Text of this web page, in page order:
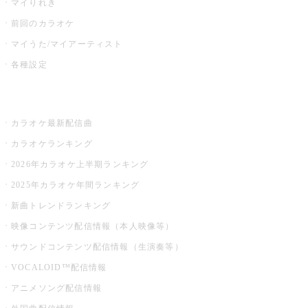
マイりれき
前回のカラオケ
マイうた/マイアーティスト
各種設定
カラオケ最新配信曲
カラオケランキング
2026年カラオケ上半期ランキング
2025年カラオケ年間ランキング
新曲トレンドランキング
映像コンテンツ配信情報（本人映像等）
サウンドコンテンツ配信情報（生演奏等）
VOCALOID™配信情報
アニメソング配信情報